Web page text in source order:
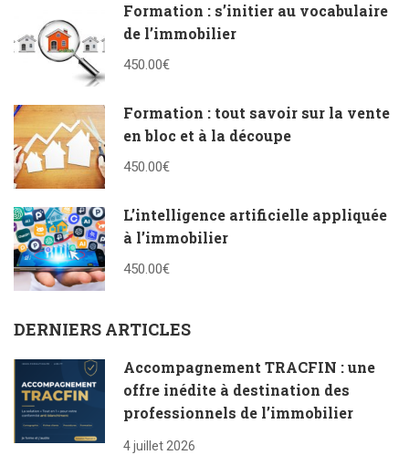
Formation : s’initier au vocabulaire
de l’immobilier
450.00€
Formation : tout savoir sur la vente
en bloc et à la découpe
450.00€
L’intelligence artificielle appliquée
à l’immobilier
450.00€
DERNIERS ARTICLES
Accompagnement TRACFIN : une
offre inédite à destination des
professionnels de l’immobilier
4 juillet 2026